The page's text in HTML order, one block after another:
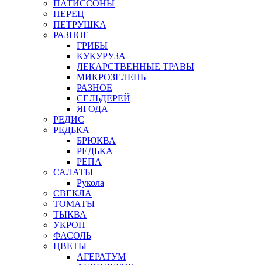
ПАТИССОНЫ
ПЕРЕЦ
ПЕТРУШКА
РАЗНОЕ
ГРИБЫ
КУКУРУЗА
ЛЕКАРСТВЕННЫЕ ТРАВЫ
МИКРОЗЕЛЕНЬ
РАЗНОЕ
СЕЛЬДЕРЕЙ
ЯГОДА
РЕДИС
РЕДЬКА
БРЮКВА
РЕДЬКА
РЕПА
САЛАТЫ
Рукола
СВЕКЛА
ТОМАТЫ
ТЫКВА
УКРОП
ФАСОЛЬ
ЦВЕТЫ
АГЕРАТУМ